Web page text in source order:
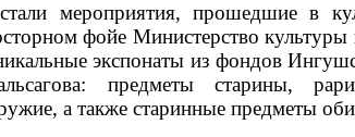
мероприятия, прошедшие в
фойе Министерство культуры
экспонаты из фондов
предметы старины,
а также старинные предметы